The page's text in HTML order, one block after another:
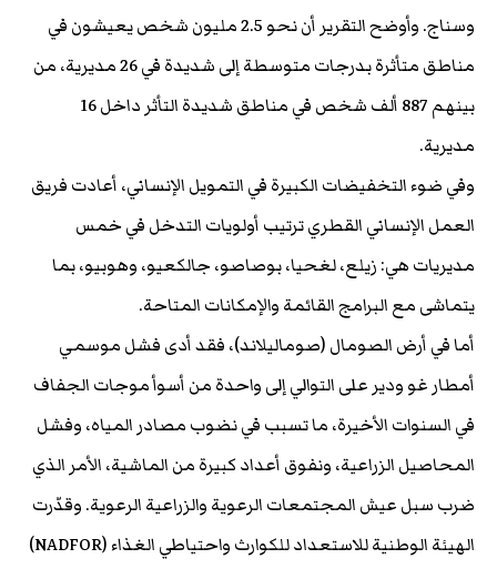
وسناج. وأوضح التقرير أن نحو 2.5 مليون شخص يعيشون في
مناطق متأثرة بدرجات متوسطة إلى شديدة في 26 مديرية، من
بينهم 887 ألف شخص في مناطق شديدة التأثر داخل 16
مديرية.
وفي ضوء التخفيضات الكبيرة في التمويل الإنساني، أعادت فريق
العمل الإنساني القطري ترتيب أولويات التدخل في خمس
مديريات هي: زيلع، لغحيا، بوصاصو، جالكعيو، وهوبيو، بما
يتماشى مع البرامج القائمة والإمكانات المتاحة.
أما في أرض الصومال (صوماليلاند)، فقد أدى فشل موسمي
أمطار غو ودير على التوالي إلى واحدة من أسوأ موجات الجفاف
في السنوات الأخيرة، ما تسبب في نضوب مصادر المياه، وفشل
المحاصيل الزراعية، ونفوق أعداد كبيرة من الماشية، الأمر الذي
ضرب سبل عيش المجتمعات الرعوية والزراعية الرعوية. وقدّرت
الهيئة الوطنية للاستعداد للكوارث واحتياطي الغذاء (NADFOR)